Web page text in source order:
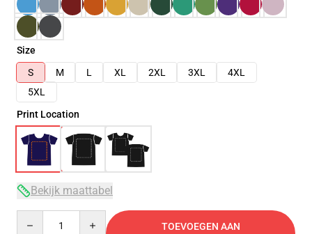
Size
S
M L XL 2XL 3XL
4XL
5XL
Print Location
Bekijk maattabel
TOEVOEGEN AAN